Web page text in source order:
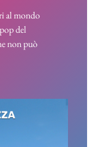
al mondo
del
non può